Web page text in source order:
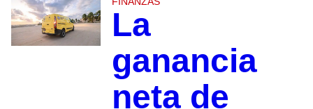
La
ganancia
neta de